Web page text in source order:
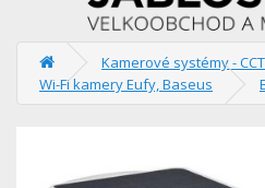
Kamerové systémy -
Wi-Fi kamery Eufy, Baseus